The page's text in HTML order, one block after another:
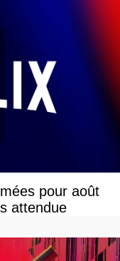
pour août
attendue